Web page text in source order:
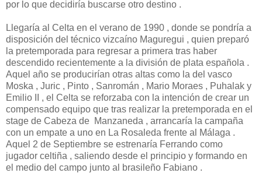
por lo que decidiría buscarse otro destino .
Llegaría al Celta en el verano de 1990 , donde se pondría a
disposición del técnico vizcaíno Maguregui , quien preparó
la pretemporada para regresar a primera tras haber
descendido recientemente a la división de plata española .
Aquel año se producirían otras altas como la del vasco
Moska , Juric , Pinto , Sanromán , Mario Moraes , Puhalak y
Emilio II , el Celta se reforzaba con la intención de crear un
compensado equipo que tras realizar la pretemporada en el
stage de Cabeza de Manzaneda , arrancaría la campaña
con un empate a uno en La Rosaleda frente al Málaga .
Aquel 2 de Septiembre se estrenaría Ferrando como
jugador celtiña , saliendo desde el principio y formando en
el medio del campo junto al brasileño Fabiano .